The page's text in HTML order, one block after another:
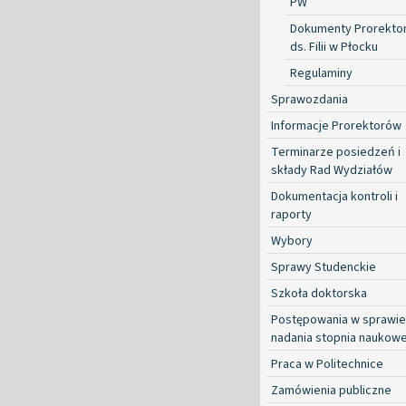
Dokumenty
ds. Filii w Płocku
Regulaminy
Sprawozdania
Informacje Prorektorów
Terminarze posiedzeń i
składy Rad Wydziałów
Dokumentacja kontroli i
raporty
Wybory
Sprawy Studenckie
Szkoła doktorska
Postępowania w sprawie
nadania stopnia
Praca w Politechnice
Zamówienia publiczne